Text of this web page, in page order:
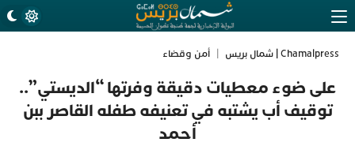
Chamalpress | شمال بريس أمن وقضاء
على ضوء معطيات دقيقة وفرتها “الديستي”..
توقيف أب يشتبه في تعنيفه طفله القاصر ببن
أحمد